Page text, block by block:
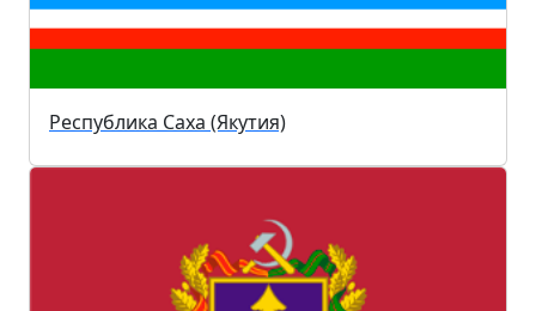
Республика Саха (Якутия)